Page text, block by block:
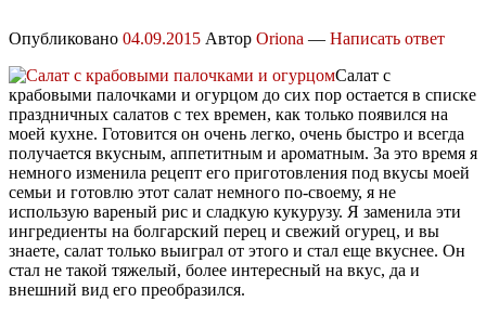
Опубликовано 04.09.2015 Автор Oriona — Написать ответ
Салат с
крабовыми палочками и огурцом до сих пор остается в списке
праздничных салатов с тех времен, как только появился на
моей кухне. Готовится он очень легко, очень быстро и всегда
получается вкусным, аппетитным и ароматным. За это время я
немного изменила рецепт его приготовления под вкусы моей
семьи и готовлю этот салат немного по-своему, я не
использую вареный рис и сладкую кукурузу. Я заменила эти
ингредиенты на болгарский перец и свежий огурец, и вы
знаете, салат только выиграл от этого и стал еще вкуснее. Он
стал не такой тяжелый, более интересный на вкус, да и
внешний вид его преобразился.